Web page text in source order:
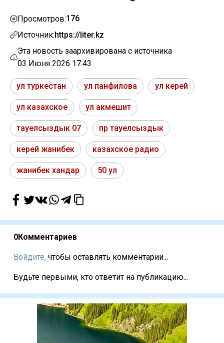
Просмотров:176
Источник:https://liter.kz
Эта новость заархивирована с источника
03 Июня 2026 17:43
ул туркестан ул панфилова ул керей
ул казахское ул акмешит
тауелсыздык 07 пр тауелсыздык
керей жанибек казахское радио
жанибек хандар 50 ул
0Комментариев
Войдите, чтобы оставлять комментарии...
Будьте первыми, кто ответит на публикацию...